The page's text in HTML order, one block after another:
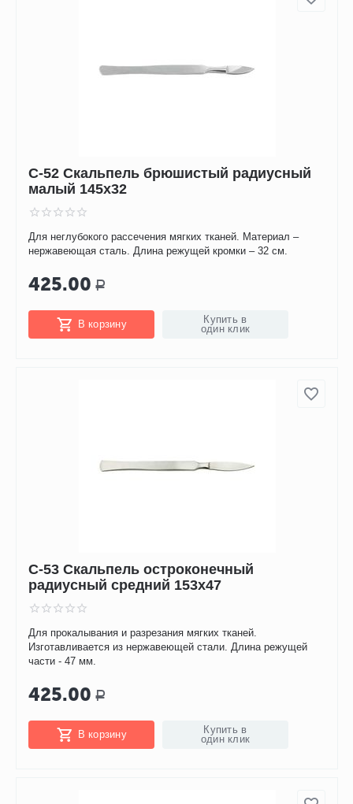
С-52 Скальпель брюшистый радиусный
малый 145х32
Для неглубокого рассечения мягких тканей. Материал –
нержавеющая сталь. Длина режущей кромки – 32 см.
425.00 Р
В корзину
Купить в
один клик
С-53 Скальпель остроконечный
радиусный средний 153х47
Для прокалывания и разрезания мягких тканей.
Изготавливается из нержавеющей стали. Длина режущей
части - 47 мм.
425.00 Р
В корзину
Купить в
один клик